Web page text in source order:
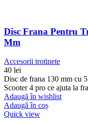
Disc Frana Pentru
Mm
Accesorii trotinete
40 lei
Disc de frana 130 mm cu
Scooter 4 pro ce ajuta la
Adaugă în wishlist
Adaugă în coș
Quick view